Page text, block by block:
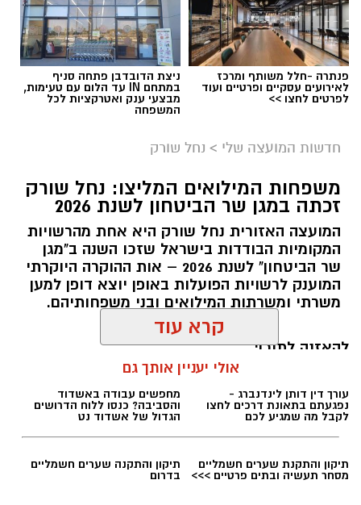
קדריט לתמונה: דוברות משרד האנרגיה
פריסת המונים החכמים במועצה תאפשר לתושבים
לקבל הנחות גבוהות יותר מספקי החשמל
הפרטיים, זאת בשל העובדה כי ספקי החשמל
יכולים לקרוא במדויק את צריכת החשמל. בנוסף,
שתחסוך גם היא כסף לתושבי המועצה.
החכמים היא בשורה צרכנית חשובה שתבוא לידי
פנתרה -חלל משותף ומרכז
לאירועים עסקיים ופרטיים ועוד
לפרטים לחצו >>
ניצת הדובדבן פתחה סניף
במתחם IN עד הלום עם טעימות,
מבצעי ענק ואטרקציות לכל
המשפחה
חדשות המועצה שלי > נחל שורק
משפחות המילואים המליצו: נחל שורק
זכתה במגן שר הביטחון לשנת 2026
המועצה האזורית נחל שורק היא אחת מהרשויות
המקומיות הבודדות בישראל שזכו השנה ב"מגן
שר הביטחון" לשנת 2026 – אות ההוקרה היוקרתי
המוענק לרשויות הפועלות באופן יוצא דופן למען
משרתי ומשרתות המילואים ובני משפחותיהם.
להאזנה לתוכן:
אלדה נתנאל / 18:11 05.08.26
קרא עוד
אולי יעניין אותך גם